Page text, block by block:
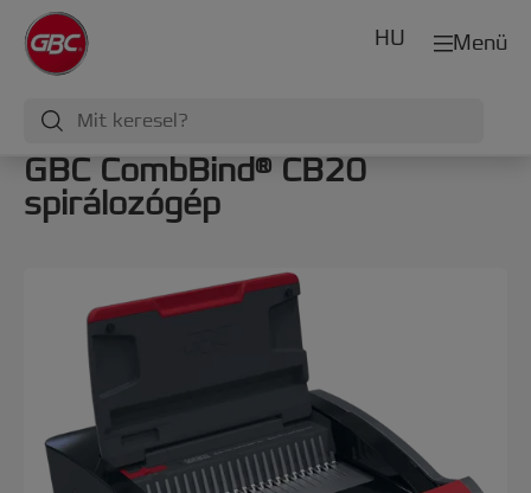
Menü
HU
GBC CombBind® CB20
spirálozógép